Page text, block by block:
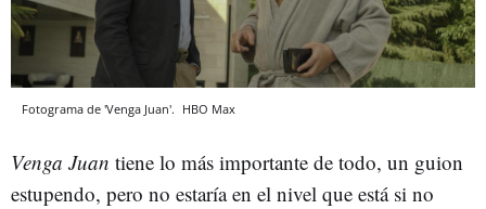
Fotograma de 'Venga Juan'. HBO Max
Venga Juan tiene lo más importante de todo, un guion
estupendo, pero no estaría en el nivel que está si no